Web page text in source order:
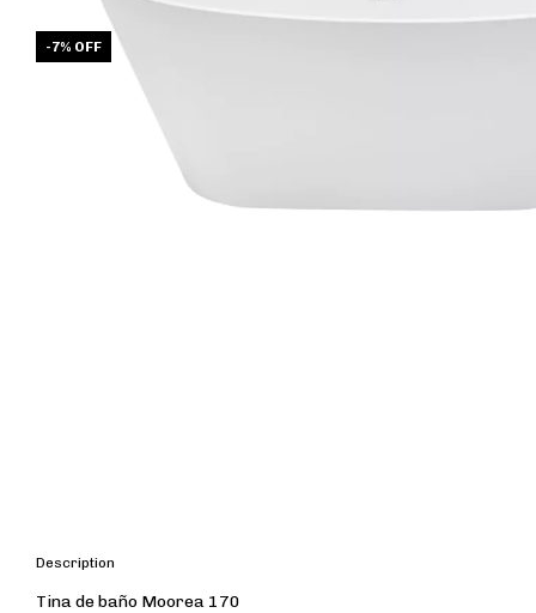
-7% OFF
Description
Tina de baño Moorea 170